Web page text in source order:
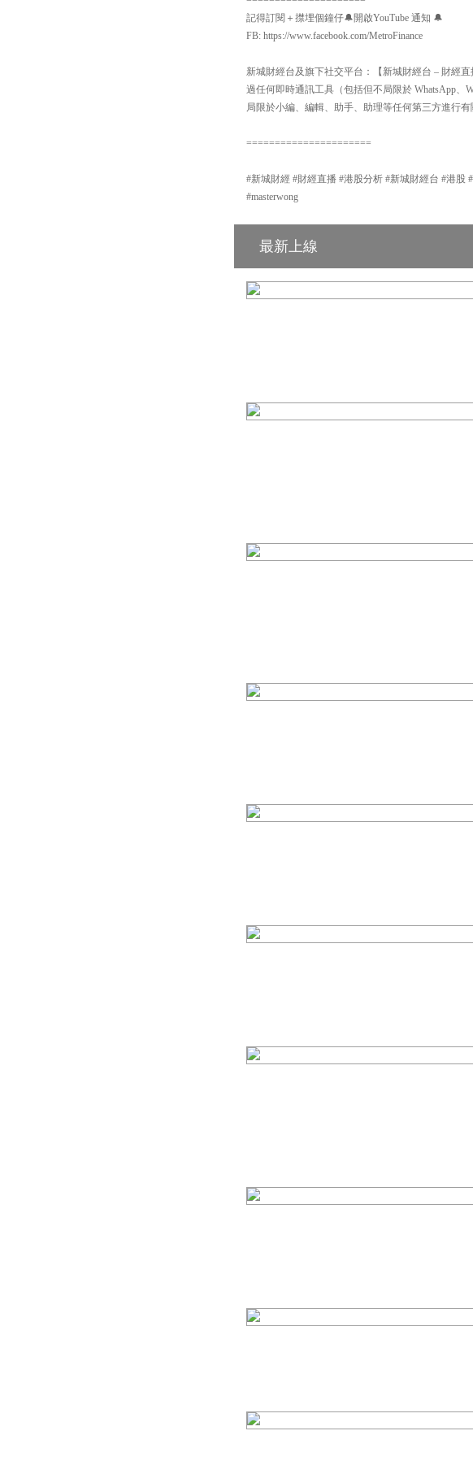
記得訂閱＋㩒埋個鐘仔🔔開啟YouTube 通知 🔔
FB: https://www.facebook.com/MetroFinance
新城財經台及旗下社交平台：【新城財經台 – 財經
過任何即時通訊工具（包括但不局限於 WhatsApp、
局限於小編、編輯、助手、助理等任何第三方進行
======================
#新城財經 #財經直播 #港股分析 #新城財經台 #港股 #
#masterwong
最新上線